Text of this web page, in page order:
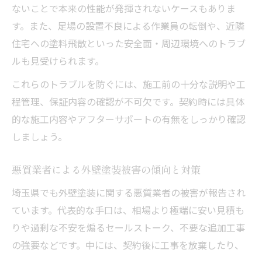
ないことで本来の性能が発揮されないケースもありま
す。また、足場の設置不良による作業員の転倒や、近隣
住宅への塗料飛散といった安全面・周辺環境へのトラブ
ルも見受けられます。
これらのトラブルを防ぐには、施工前の十分な説明や工
程管理、保証内容の確認が不可欠です。契約時には具体
的な施工内容やアフターサポートの有無をしっかり確認
しましょう。
悪質業者による外壁塗装被害の傾向と対策
埼玉県でも外壁塗装に関する悪質業者の被害が報告され
ています。代表的な手口は、相場より極端に安い見積も
りや過剰な不安を煽るセールストーク、不要な追加工事
の強要などです。中には、契約後に工事を放棄したり、